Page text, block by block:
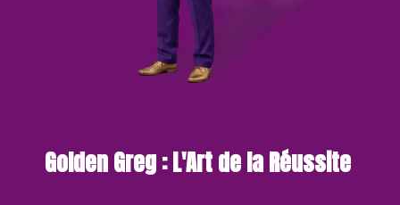
Golden Greg : L'Art de la Réussite